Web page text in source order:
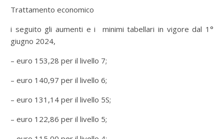
Trattamento economico
i seguito gli aumenti e i minimi tabellari in vigore dal 1°
giugno 2024,
– euro 153,28 per il livello 7;
– euro 140,97 per il livello 6;
– euro 131,14 per il livello 5S;
– euro 122,86 per il livello 5;